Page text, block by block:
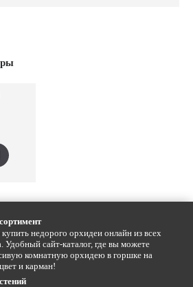
недорого орхидеи онлайн из всех
Удобный сайт-каталог, где вы можете
комнатную орхидею в горшке на
и карман!